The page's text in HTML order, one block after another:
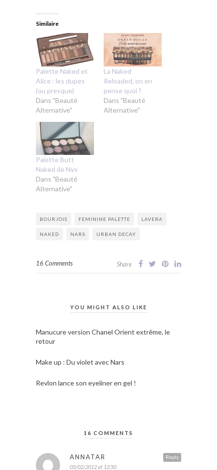
Similaire
Palette Naked et
Alice : les dupes
(ou presque)
Dans "Beauté
Alternative"
La Naked
Reloaded, on en
pense quoi ?
Dans "Beauté
Alternative"
Palette Butt
Naked de Nyx
Dans "Beauté
Alternative"
BOURJOIS FEMININE PALETTE LAVERA
NAKED NARS URBAN DECAY
16 Comments Share
YOU MIGHT ALSO LIKE
Manucure version Chanel Orient extrême, le
retour
Make up : Du violet avec Nars
Revlon lance son eyeliner en gel !
16 COMMENTS
Reply
ANNATAR
05/02/2012 at 12:50